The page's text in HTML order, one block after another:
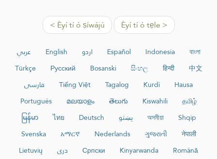
< Èyí tí ó ṣíwájú Èyí tí ó tẹle >
عربي English اردو Español Indonesia
বাংলা
Türkçe
Русский Bosanski සිංහල हिन्दी
中文
فارسی
Tiếng Việt Tagalog Kurdî
Hausa
Português
മലയാളം తెలుగు Kiswahili
தமிழ்
မြန်မာ
ไทย Deutsch پښتو অসমীয়া
Shqip
Svenska
አማርኛ Nederlands ગુજરાતી
नेपाली
Lietuvių
دری Српски Kinyarwanda
Română